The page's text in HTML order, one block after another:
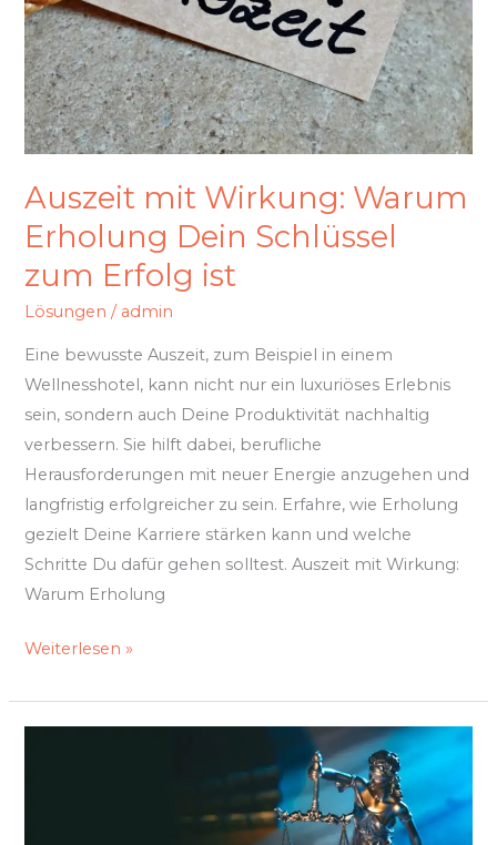
Auszeit mit Wirkung: Warum
Erholung Dein Schlüssel
zum Erfolg ist
Lösungen / admin
Eine bewusste Auszeit, zum Beispiel in einem
Wellnesshotel, kann nicht nur ein luxuriöses Erlebnis
sein, sondern auch Deine Produktivität nachhaltig
verbessern. Sie hilft dabei, berufliche
Herausforderungen mit neuer Energie anzugehen und
langfristig erfolgreicher zu sein. Erfahre, wie Erholung
gezielt Deine Karriere stärken kann und welche
Schritte Du dafür gehen solltest. Auszeit mit Wirkung:
Warum Erholung
Schlüssel
zum
Erfolg
ist
Weiterlesen »